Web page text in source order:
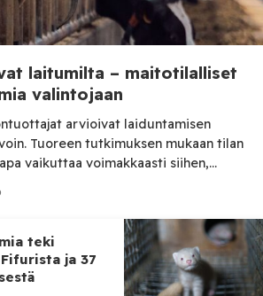
laitumilta – maitotilalliset
valintojaan
arvioivat laiduntamisen
Tuoreen tutkimuksen mukaan tilan
vaikuttaa voimakkaasti siihen,
eläinten hyvinvoinnin
aiemmin tavallinen näky,
lehmälauma, on käymässä yhä
automaattilypsy,
ja navettojen läheltä puuttuvat
teki
ja 37